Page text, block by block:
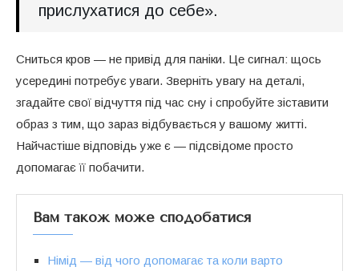
прислухатися до себе».
Сниться кров — не привід для паніки. Це сигнал: щось
усередині потребує уваги. Зверніть увагу на деталі,
згадайте свої відчуття під час сну і спробуйте зіставити
образ з тим, що зараз відбувається у вашому житті.
Найчастіше відповідь уже є — підсвідоме просто
допомагає її побачити.
Вам також може сподобатися
Німід — від чого допомагає та коли варто